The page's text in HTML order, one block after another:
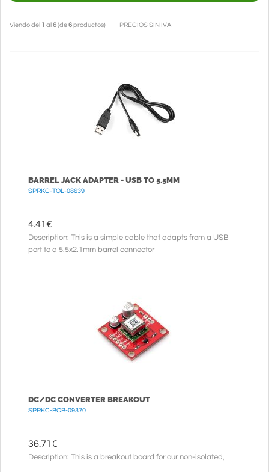
Viendo del 1 al 6(de6productos) PRECIOS SIN IVA
BARREL JACK ADAPTER - USB TO 5.5MM
SPRKC-TOL-08639
4.41€
Description: This is a simple cable that adapts from a USB
port to a 5.5x2.1mm barrel connector
DC/DC CONVERTER BREAKOUT
SPRKC-BOB-09370
36.71€
Description: This is a breakout board for our non-isolated,